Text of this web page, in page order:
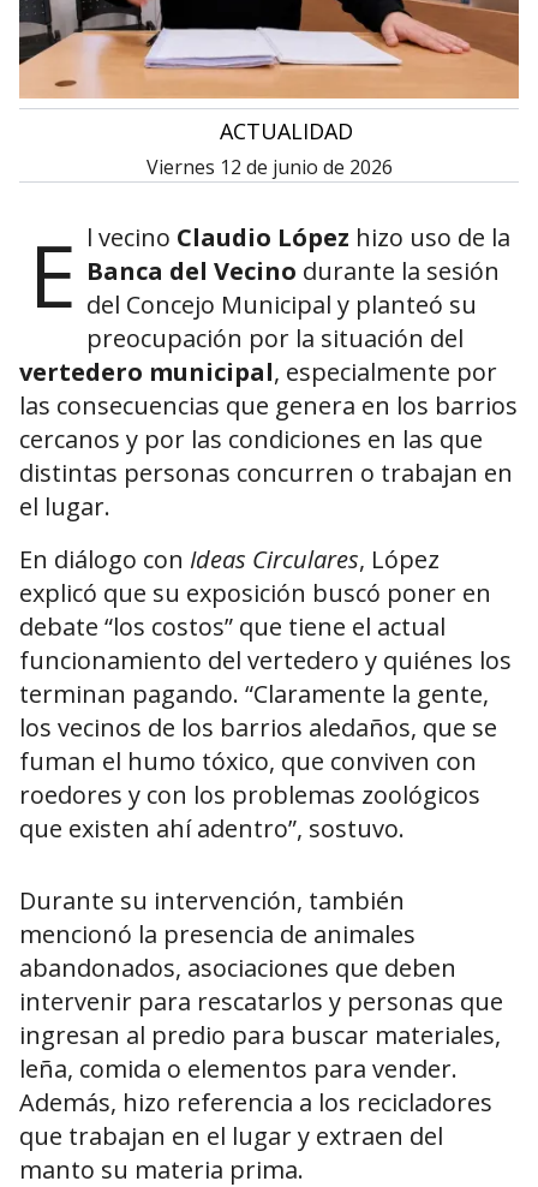
ACTUALIDAD
viernes 12 de junio de 2026
E l vecino Claudio López hizo uso de la
Banca del Vecino durante la sesión
del Concejo Municipal y planteó su
preocupación por la situación del
vertedero municipal, especialmente por
las consecuencias que genera en los barrios
cercanos y por las condiciones en las que
distintas personas concurren o trabajan en
el lugar.
En diálogo con Ideas Circulares, López
explicó que su exposición buscó poner en
debate “los costos” que tiene el actual
funcionamiento del vertedero y quiénes los
terminan pagando. “Claramente la gente,
los vecinos de los barrios aledaños, que se
fuman el humo tóxico, que conviven con
roedores y con los problemas zoológicos
que existen ahí adentro”, sostuvo.
Durante su intervención, también
mencionó la presencia de animales
abandonados, asociaciones que deben
intervenir para rescatarlos y personas que
ingresan al predio para buscar materiales,
leña, comida o elementos para vender.
Además, hizo referencia a los recicladores
que trabajan en el lugar y extraen del
manto su materia prima.